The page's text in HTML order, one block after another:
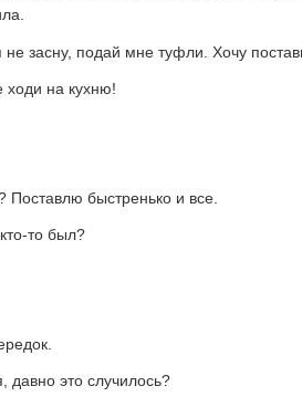
засну, подай мне туфли. Хочу
на кухню!
быстренько и все.
то был?
давно это случилось?